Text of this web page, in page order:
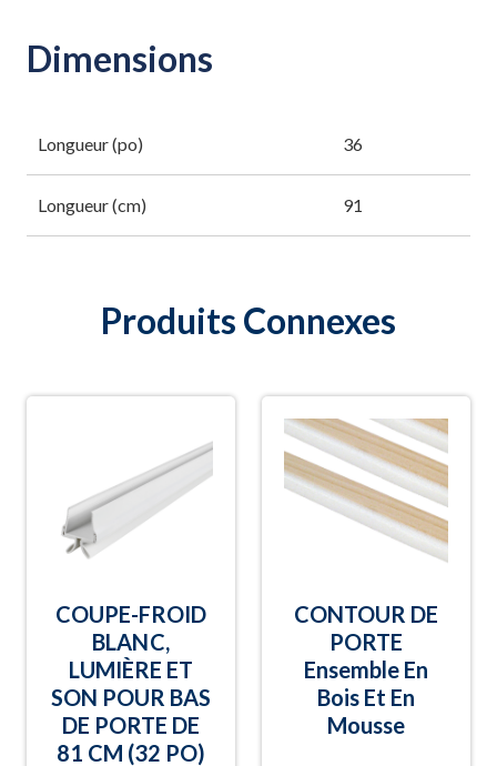
Dimensions
Longueur (po) 36
Longueur (cm) 91
Produits Connexes
COUPE-FROID
BLANC,
LUMIÈRE ET
SON POUR BAS
DE PORTE DE
81 CM (32 PO)
CONTOUR DE
PORTE
Ensemble En
Bois Et En
Mousse